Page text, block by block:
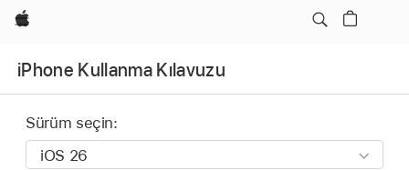
wzlhp
iPhone Kullanma Kılavuzu
Sürüm seçin: